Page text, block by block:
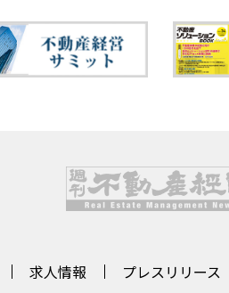
求人情報 プレスリリース